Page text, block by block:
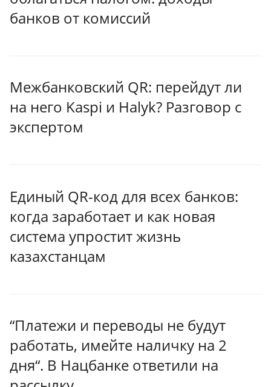
банков от комиссий
Межбанковский QR: перейдут ли
на него Kaspi и Halyk? Разговор с
экспертом
Единый QR-код для всех банков:
когда заработает и как новая
система упростит жизнь
казахстанцам
“Платежи и переводы не будут
работать, имейте наличку на 2
дня“. В Нацбанке ответили на